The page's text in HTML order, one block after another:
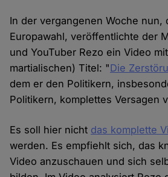
In der vergangenen Woche nun,
Europawahl, veröffentlichte der
und YouTuber Rezo ein Video
martialischen) Titel: "Die
dem er den Politikern,
Politikern, komplettes Versagen
Es soll hier nicht das komplette
werden. Es empfiehlt sich, das
Video anzuschauen und sich